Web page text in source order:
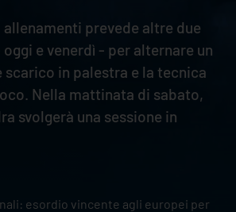
prevede altre due
e venerdì - per alternare un
scarico in palestra e la tecnica
Nella mattinata di sabato,
svolgerà una sessione in
esordio vincente agli europei per